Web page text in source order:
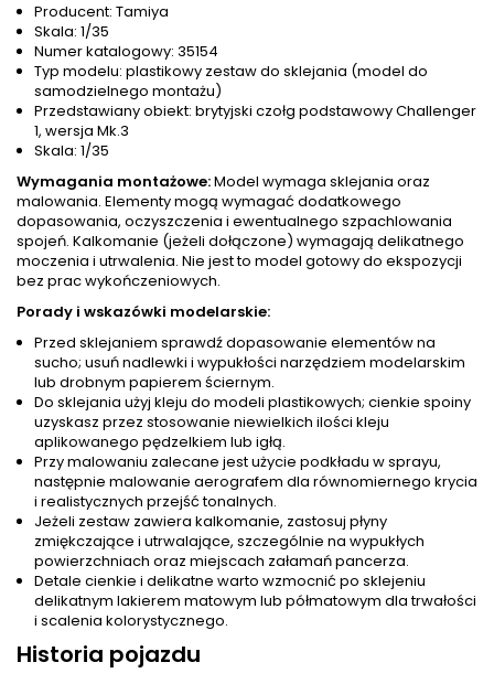
Producent: Tamiya
Skala: 1/35
Numer katalogowy: 35154
Typ modelu: plastikowy zestaw do sklejania (model do
samodzielnego montażu)
Przedstawiany obiekt: brytyjski czołg podstawowy Challenger
1, wersja Mk.3
Skala: 1/35
Wymagania montażowe:Model wymaga sklejania oraz
malowania. Elementy mogą wymagać dodatkowego
dopasowania, oczyszczenia i ewentualnego szpachlowania
spojeń. Kalkomanie (jeżeli dołączone) wymagają delikatnego
moczenia i utrwalenia. Nie jest to model gotowy do ekspozycji
bez prac wykończeniowych.
Porady i wskazówki modelarskie:
Przed sklejaniem sprawdź dopasowanie elementów na
sucho; usuń nadlewki i wypukłości narzędziem modelarskim
lub drobnym papierem ściernym.
Do sklejania użyj kleju do modeli plastikowych; cienkie spoiny
uzyskasz przez stosowanie niewielkich ilości kleju
aplikowanego pędzelkiem lub igłą.
Przy malowaniu zalecane jest użycie podkładu w sprayu,
następnie malowanie aerografem dla równomiernego krycia
i realistycznych przejść tonalnych.
Jeżeli zestaw zawiera kalkomanie, zastosuj płyny
zmiękczające i utrwalające, szczególnie na wypukłych
powierzchniach oraz miejscach załamań pancerza.
Detale cienkie i delikatne warto wzmocnić po sklejeniu
delikatnym lakierem matowym lub półmatowym dla trwałości
i scalenia kolorystycznego.
Historia pojazdu